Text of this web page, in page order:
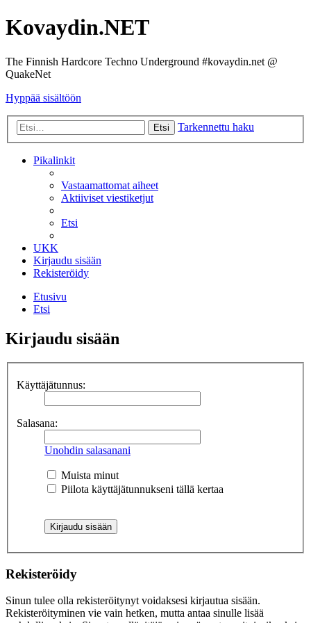
Kovaydin.NET
The Finnish Hardcore Techno Underground #kovaydin.net @
QuakeNet
Hyppää sisältöön
Etsi Tarkennettu haku
Pikalinkit
Vastaamattomat aiheet
Aktiiviset viestiketjut
Etsi
UKK
Kirjaudu sisään
Rekisteröidy
Etusivu
Etsi
Kirjaudu sisään
Käyttäjätunnus:
Salasana:
Unohdin salasanani
Muista minut
Piilota käyttäjätunnukseni tällä kertaa
Rekisteröidy
Sinun tulee olla rekisteröitynyt voidaksesi kirjautua sisään.
Rekisteröityminen vie vain hetken, mutta antaa sinulle lisää